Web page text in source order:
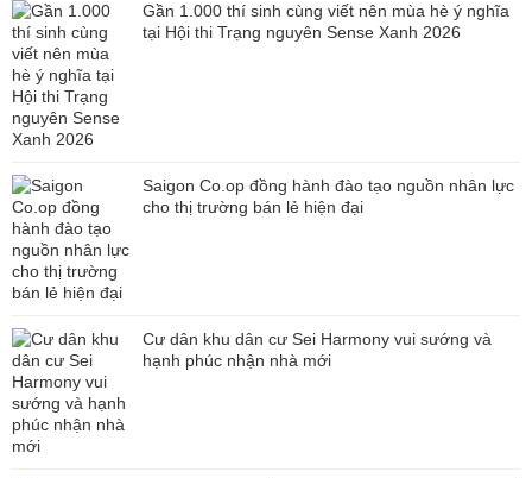
Gần 1.000 thí sinh cùng viết nên mùa hè ý nghĩa
tại Hội thi Trạng nguyên Sense Xanh 2026
Saigon Co.op đồng hành đào tạo nguồn nhân lực
cho thị trường bán lẻ hiện đại
Cư dân khu dân cư Sei Harmony vui sướng và
hạnh phúc nhận nhà mới